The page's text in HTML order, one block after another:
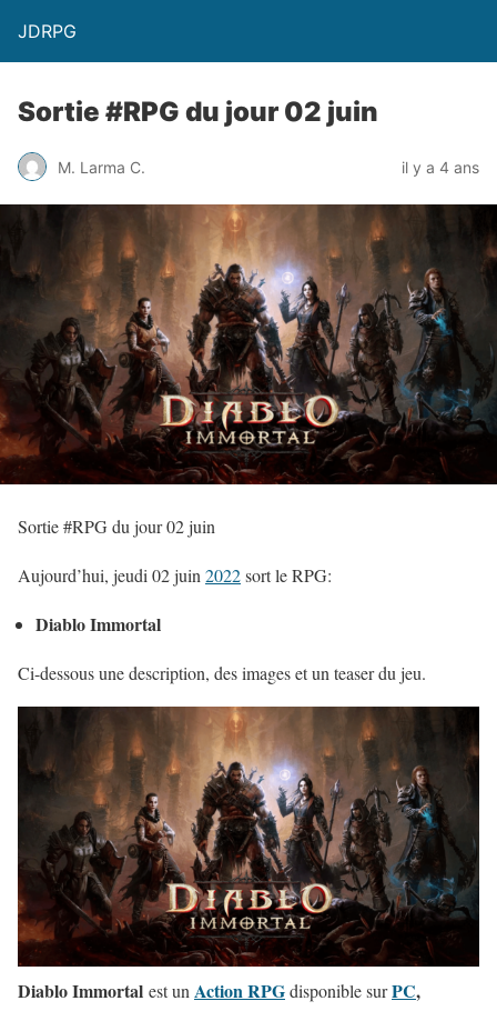
JDRPG
Sortie #RPG du jour 02 juin
M. Larma C. il y a 4 ans
Sortie #RPG du jour 02 juin
Aujourd’hui, jeudi 02 juin 2022sort le RPG:
Diablo Immortal
Ci-dessous une description, des images et un teaser du jeu.
Diablo Immortal est un Action RPGdisponible surPC,